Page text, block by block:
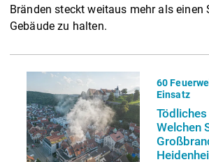
Bränden steckt weitaus mehr als einen
Gebäude zu halten.
Tödliches
Welchen
60
Einsatz